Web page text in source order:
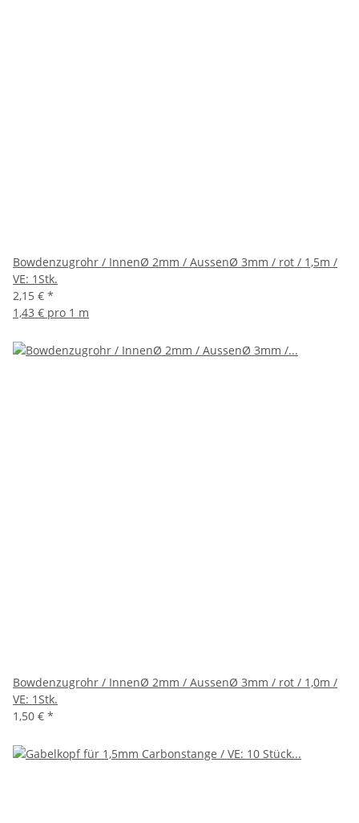
Bowdenzugrohr / InnenØ 2mm / AussenØ 3mm / rot / 1,5m /
VE: 1Stk.
2,15 € *
1,43 € pro 1 m
Bowdenzugrohr / InnenØ 2mm / AussenØ 3mm / rot / 1,0m /
VE: 1Stk.
1,50 € *